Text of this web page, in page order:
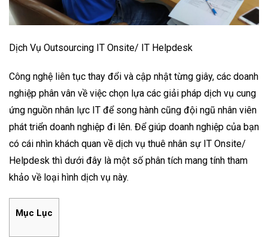
Dịch Vụ Outsourcing IT Onsite/ IT Helpdesk
Công nghệ liên tục thay đổi và cập nhật từng giây, các doanh
nghiệp phân vân về việc chọn lựa các giải pháp dịch vụ cung
ứng nguồn nhân lực IT để song hành cũng đội ngũ nhân viên
phát triển doanh nghiệp đi lên. Để giúp doanh nghiệp của bạn
có cái nhìn khách quan về dịch vụ thuê nhân sự IT Onsite/
Helpdesk thì dưới đây là một số phân tích mang tính tham
khảo về loại hình dịch vụ này.
Mục Lục